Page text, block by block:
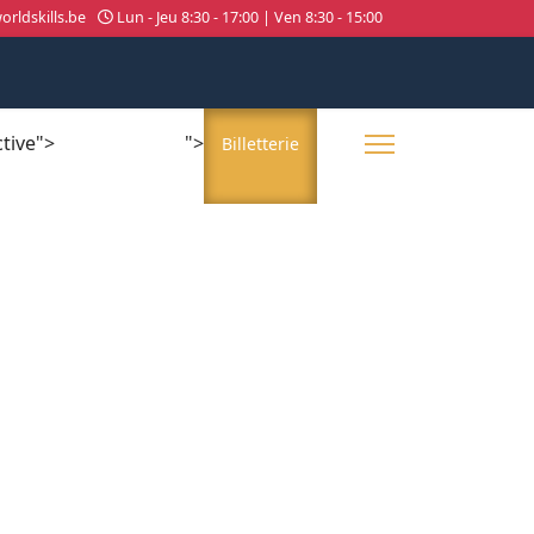
Lun - Jeu 8:30 - 17:00 | Ven 8:30 - 15:00
"> Billetterie